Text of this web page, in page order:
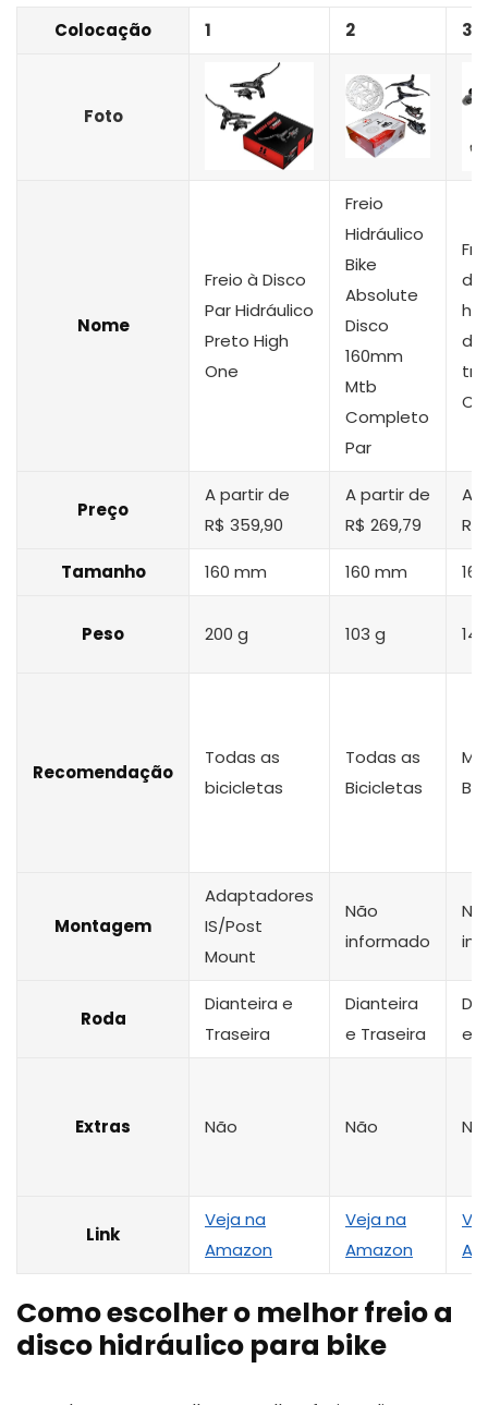
Colocação 1 2 3
Foto
Nome
Freio à Disco
Par Hidráulico
Preto High
One
Freio
Hidráulico
Bike
Absolute
Disco
160mm
Mtb
Completo
Par
Preço
A partir de
R$ 359,90
A partir de
R$ 269,79
A
R$
Tamanho 160 mm 160 mm
Peso 200 g 103 g
Recomendação
Todas as
bicicletas
Todas as
Bicicletas
Montagem
Adaptadores
IS/Post
Mount
Não
informado
Roda
Dianteira e
Traseira
Dianteira
e Traseira
e
Extras Não Não
Link
Veja na
Amazon
Veja na
Amazon
Como escolher o melhor freio a
disco hidráulico para bike